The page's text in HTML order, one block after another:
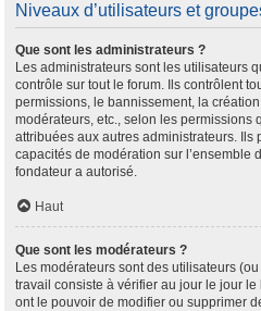
Niveaux d’utilisateurs et
Que sont les administrateurs ?
Les administrateurs sont les utilisateurs
contrôle sur tout le forum. Ils contrôlent
permissions, le bannissement, la
modérateurs, etc., selon les permissions
attribuées aux autres administrateurs. Ils
capacités de modération sur l’ensemble
fondateur a autorisé.
Haut
Que sont les modérateurs ?
Les modérateurs sont des utilisateurs
travail consiste à vérifier au jour le jour
ont le pouvoir de modifier ou supprimer